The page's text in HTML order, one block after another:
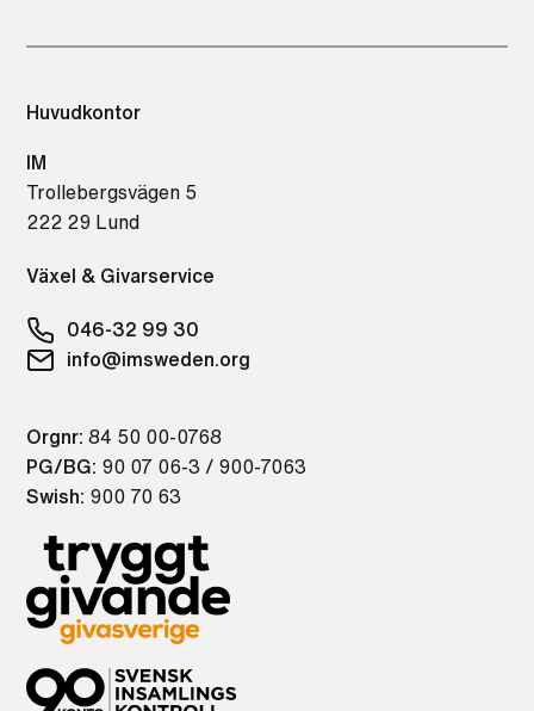
Huvudkontor
IM
Trollebergsvägen 5
222 29 Lund
Växel & Givarservice
046-32 99 30
info@imsweden.org
Orgnr: 84 50 00-0768
PG/BG: 90 07 06-3 / 900-7063
Swish: 900 70 63